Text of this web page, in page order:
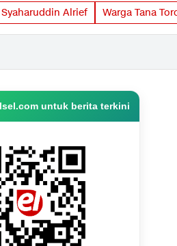
Syaharuddin Alrief Warga Tana
untuk berita terkini